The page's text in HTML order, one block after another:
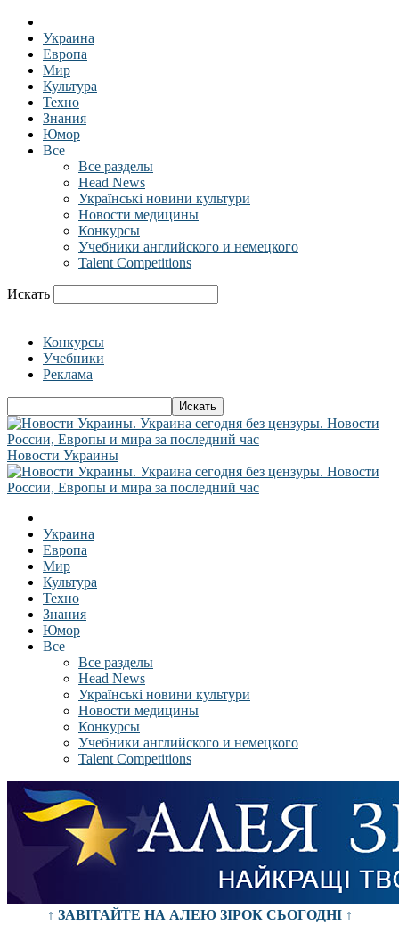
Украина
Европа
Мир
Культура
Техно
Знания
Юмор
Все
Все разделы
Head News
Українські новини культури
Новости медицины
Конкурсы
Учебники английского и немецкого
Talent Competitions
Искать
Конкурсы
Учебники
Реклама
Новости Украины
Украина
Европа
Мир
Культура
Техно
Знания
Юмор
Все
Все разделы
Head News
Українські новини культури
Новости медицины
Конкурсы
Учебники английского и немецкого
Talent Competitions
↑ ЗАВІТАЙТЕ НА АЛЕЮ ЗІРОК СЬОГОДНІ ↑